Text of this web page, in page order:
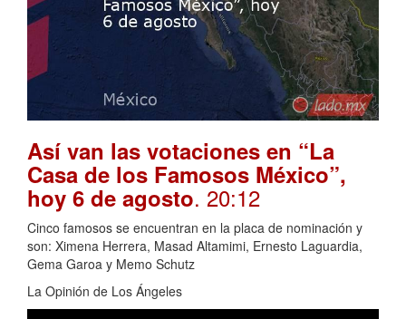
Así van las votaciones en “La
Casa de los Famosos México”,
hoy 6 de agosto. 20:12
Cinco famosos se encuentran en la placa de nominación y
son: Ximena Herrera, Masad Altamimi, Ernesto Laguardia,
Gema Garoa y Memo Schutz
La Opinión de Los Ángeles